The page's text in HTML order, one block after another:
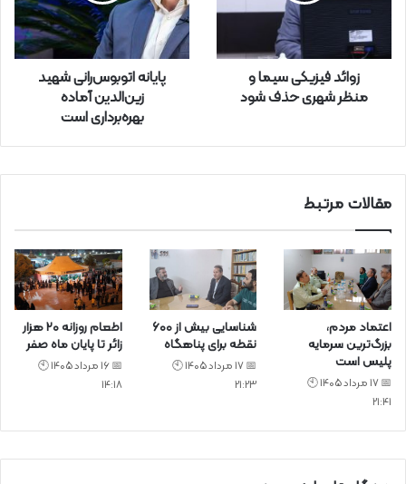
ر
زوائد فیزیکی سیما و
منظر شهری حذف شود
پایانه اتوبوس‌رانی شهید
زین‌الدین آماده
بهره‌برداری است
مقالات مرتبط
اعتماد مردم،
بزرگ‌ترین سرمایه
پلیس است
📅 17 مرداد 1405 🕙
21:41
شناسایی بیش از ۶۰۰
نقطه برای پناهگاه
📅 17 مرداد 1405 🕙
21:23
اطعام روزانه ۲۰ هزار
زائر تا پایان ماه صفر
📅 16 مرداد 1405 🕙
14:18